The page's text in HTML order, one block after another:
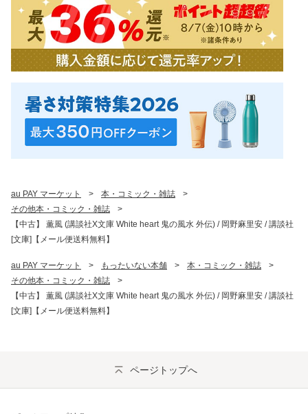
au PAY マーケット > 本・コミック・雑誌
>
その他本・コミック・雑誌
>
【中古】 薫風 (講談社X文庫 White heart 鬼の風水 外伝) / 岡野麻里安 / 講談社
[文庫]【メール便送料無料】
au PAY マーケット > もったいない本舗 > 本・コミック・雑誌
>
その他本・コミック・雑誌
>
【中古】 薫風 (講談社X文庫 White heart 鬼の風水 外伝) / 岡野麻里安 / 講談社
[文庫]【メール便送料無料】
ページトップへ